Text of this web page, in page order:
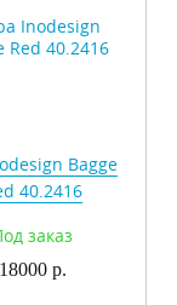
Bagge
40.2416
заказ
18000 р.